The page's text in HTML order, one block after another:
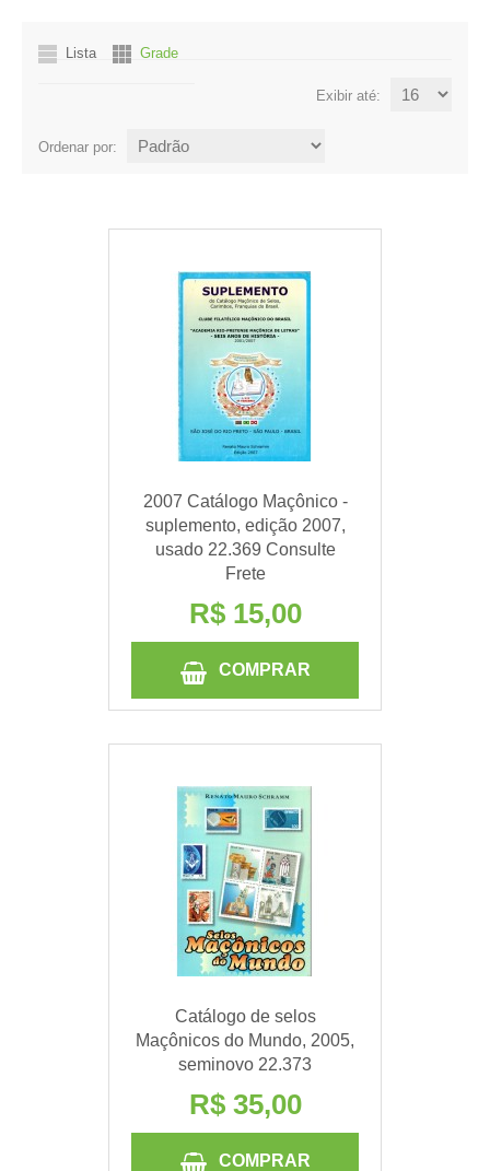
Lista Grade
Exibir até:
Ordenar por:
2007 Catálogo Maçônico -
suplemento, edição 2007,
usado 22.369 Consulte
Frete
R$ 15,00
COMPRAR
Catálogo de selos
Maçônicos do Mundo, 2005,
seminovo 22.373
R$ 35,00
COMPRAR